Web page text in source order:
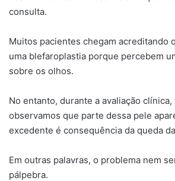
consulta.
Muitos pacientes chegam acreditando
uma blefaroplastia porque percebem
sobre os olhos.
No entanto, durante a avaliação
observamos que parte dessa pele
excedente é consequência da queda
Em outras palavras, o problema nem
pálpebra.